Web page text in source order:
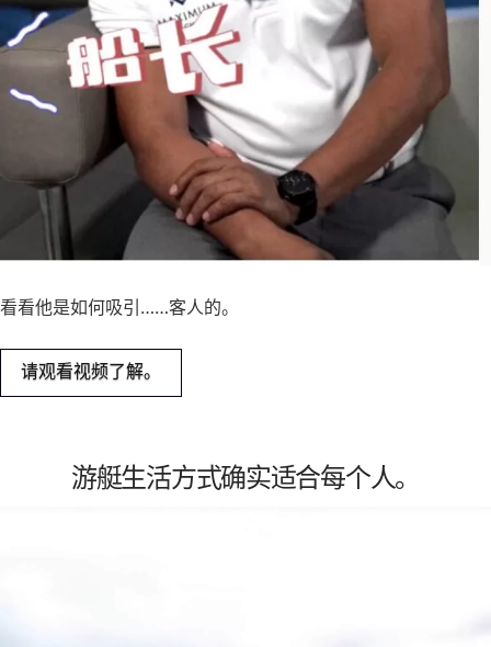
看看他是如何吸引……客人的。
请观看视频了解。
游艇生活方式确实适合每个人。